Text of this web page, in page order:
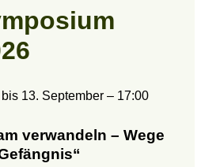
bis 13. September – 17:00
verwandeln – Wege